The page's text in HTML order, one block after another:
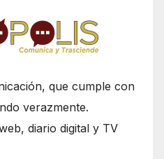
que cumple con
verazmente.
diario digital y TV